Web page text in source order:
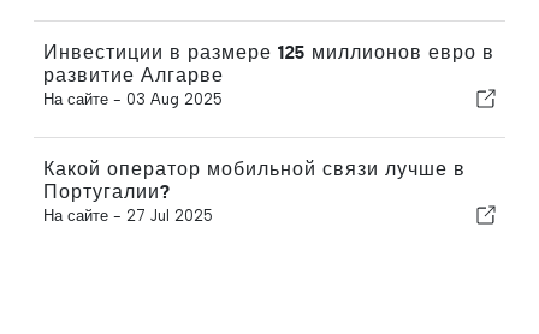
Инвестиции в размере 125 миллионов евро в
развитие Алгарве
На сайте - 03 Aug 2025
Какой оператор мобильной связи лучше в
Португалии?
На сайте - 27 Jul 2025